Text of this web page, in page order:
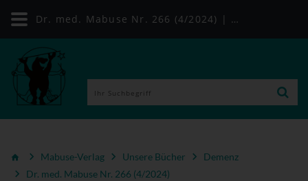
Mabuse-Verlag Unsere Bücher
Demenz
Dr. med. Mabuse Nr. 266 (4/2024)
Dr. med. Mabuse Nr. 266 (4/2024) | Mabuse-Verlag